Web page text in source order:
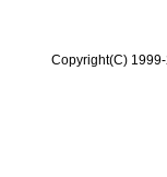
Copyright(C)